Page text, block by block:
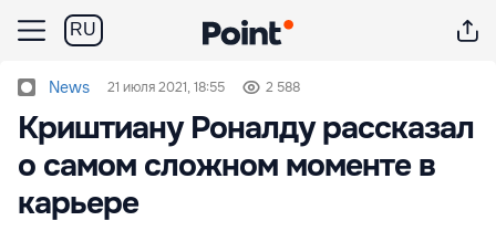
RU
News 21 июля 2021, 18:55 2 588
Криштиану Роналду рассказал
о самом сложном моменте в
карьере